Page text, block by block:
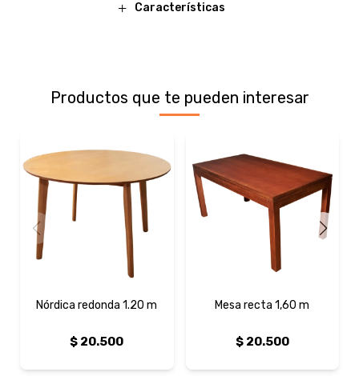
Características
Productos que te pueden interesar
Nórdica redonda 1.20 m
$ 20.500
Mesa recta 1,60 m
$ 20.500